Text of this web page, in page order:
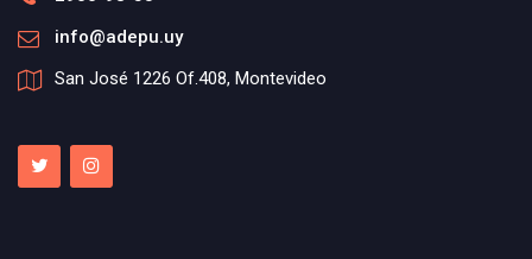
info@adepu.uy
San José 1226 Of.408, Montevideo